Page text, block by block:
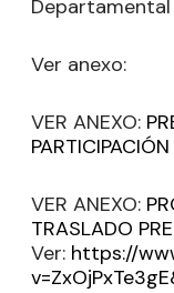
Departamental
Ver anexo:
VER ANEXO:
VER ANEXO:
TRASLADO
Ver: https://